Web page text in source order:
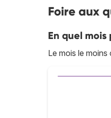
Foire aux
En quel
Le mois le